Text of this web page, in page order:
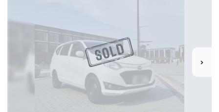
chevron_right